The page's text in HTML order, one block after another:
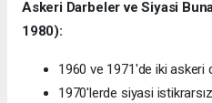
Askeri Darbeler ve Siyasi
1980):
1960 ve 1971'de iki askeri
1970'lerde siyasi